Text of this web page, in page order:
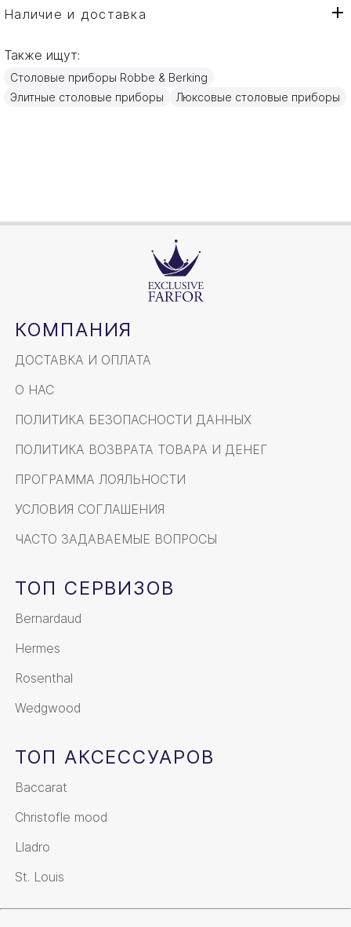
Бренд
Страна производителя
Материал
Серебро
18,3см
Наличие и доставка
Также ищут:
Столовые приборы Robbe & Berking
Элитные столовые приборы
Люксовые столовые приборы
КОМПАНИЯ
ДОСТАВКА И ОПЛАТА
О НАС
ПОЛИТИКА БЕЗОПАСНОСТИ ДАННЫХ
ПОЛИТИКА ВОЗВРАТА ТОВАРА И ДЕНЕГ
ПРОГРАММА ЛОЯЛЬНОСТИ
УСЛОВИЯ СОГЛАШЕНИЯ
ЧАСТО ЗАДАВАЕМЫЕ ВОПРОСЫ
ТОП СЕРВИЗОВ
Bernardaud
Hermes
Rosenthal
Wedgwood
ТОП АКСЕССУАРОВ
Baccarat
Christofle mood
Lladro
St. Louis